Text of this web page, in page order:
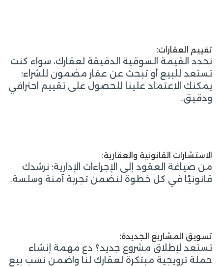
تقييم العقارات:
نحدد القيمة السوقية الدقيقة لعقارك، سواء كنت
تستعد للبيع أو تبحث عن عقار مضمون للشراء؛
يمكنك الاعتماد علينا للحصول على تقييم احترافي
ودقيق.
الاستشارات القانونية والعقارية:
من صياغة العقود إلى الإجراءات الإدارية؛ نرشدك
قانونيًا في كل خطوة لنضمن تجربة آمنة وسلسة.
تسويق المشاريع الجديدة:
تستعد لإطلاق مشروع جديد؟ دع مهمة إنشاء
حملة ترويجية مبتكرة لعقارك لنا واضمن نسب بيع